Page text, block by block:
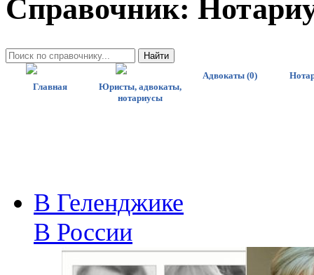
Справочник:
Главная
Юристы, адвокаты,
нотариусы
Адвокаты (0)
В Геленджике
В России